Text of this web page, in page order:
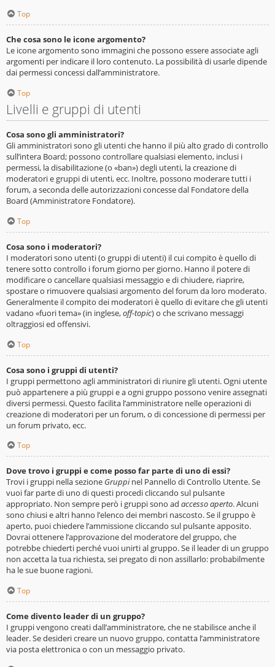
Top
Che cosa sono le icone argomento?
Le icone argomento sono immagini che possono essere associate agli
argomenti per indicare il loro contenuto. La possibilità di usarle dipende
dai permessi concessi dall’amministratore.
Top
Livelli e gruppi di utenti
Cosa sono gli amministratori?
Gli amministratori sono gli utenti che hanno il più alto grado di controllo
sull’intera Board; possono controllare qualsiasi elemento, inclusi i
permessi, la disabilitazione (o «ban») degli utenti, la creazione di
moderatori e gruppi di utenti, ecc. Inoltre, possono moderare tutti i
forum, a seconda delle autorizzazioni concesse dal Fondatore della
Board (Amministratore Fondatore).
Top
Cosa sono i moderatori?
I moderatori sono utenti (o gruppi di utenti) il cui compito è quello di
tenere sotto controllo i forum giorno per giorno. Hanno il potere di
modificare o cancellare qualsiasi messaggio e di chiudere, riaprire,
spostare o rimuovere qualsiasi argomento del forum da loro moderato.
Generalmente il compito dei moderatori è quello di evitare che gli utenti
vadano «fuori tema» (in inglese,off-topic) o che scrivano messaggi
oltraggiosi ed offensivi.
Top
Cosa sono i gruppi di utenti?
I gruppi permettono agli amministratori di riunire gli utenti. Ogni utente
può appartenere a più gruppi e a ogni gruppo possono venire assegnati
diversi permessi. Questo facilita l’amministratore nelle operazioni di
creazione di moderatori per un forum, o di concessione di permessi per
un forum privato, ecc.
Top
Dove trovo i gruppi e come posso far parte di uno di essi?
Trovi i gruppi nella sezione Gruppinel Pannello di Controllo Utente. Se
vuoi far parte di uno di questi procedi cliccando sul pulsante
appropriato. Non sempre però i gruppi sono ad accesso aperto. Alcuni
sono chiusi e altri hanno l’elenco dei membri nascosto. Se il gruppo è
aperto, puoi chiedere l’ammissione cliccando sul pulsante apposito.
Dovrai ottenere l’approvazione del moderatore del gruppo, che
potrebbe chiederti perché vuoi unirti al gruppo. Se il leader di un gruppo
non accetta la tua richiesta, sei pregato di non assillarlo: probabilmente
ha le sue buone ragioni.
Top
Come divento leader di un gruppo?
I gruppi vengono creati dall’amministratore, che ne stabilisce anche il
leader. Se desideri creare un nuovo gruppo, contatta l’amministratore
via posta elettronica o con un messaggio privato.